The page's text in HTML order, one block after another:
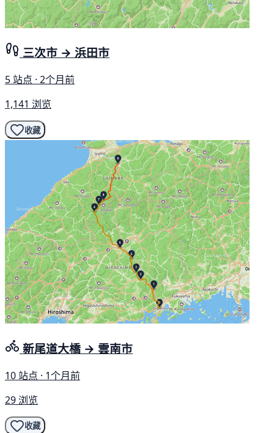
三次市 → 浜田市
5 站点 · 2个月前
1,141 浏览
收藏
新尾道大橋 → 雲南市
10 站点 · 1个月前
29 浏览
收藏